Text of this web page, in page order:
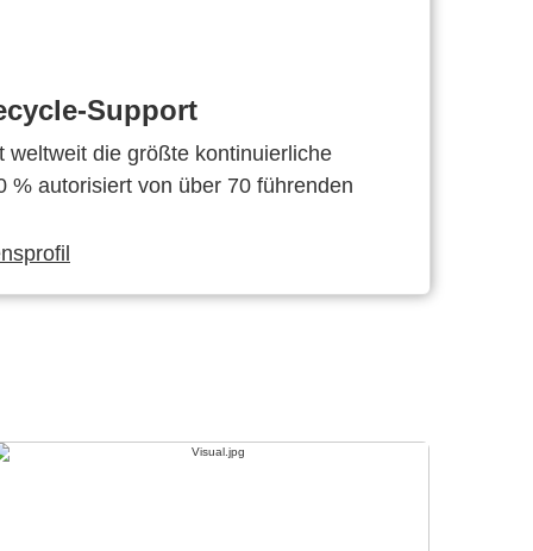
Support
weltweit die größte kontinuierliche
% autorisiert von über 70 führenden